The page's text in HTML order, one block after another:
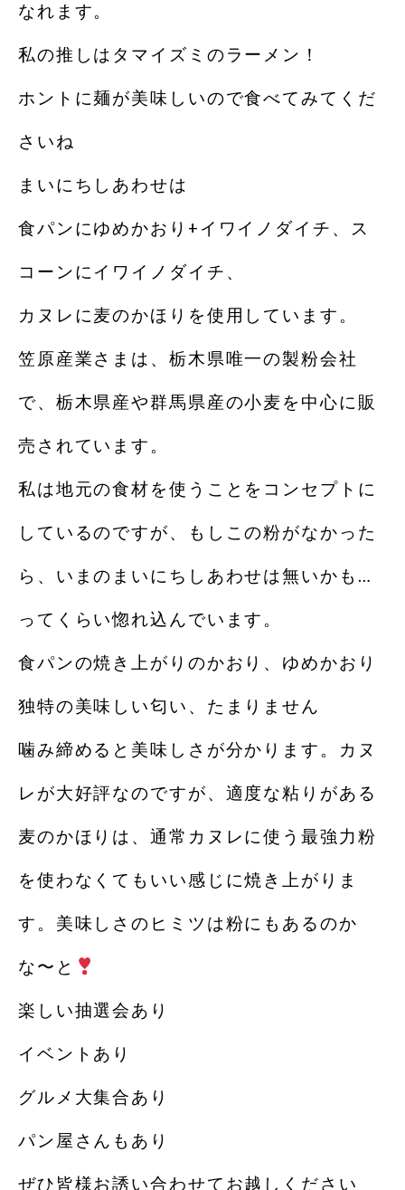
なれます。
私の推しはタマイズミのラーメン！
ホントに麺が美味しいので食べてみてくだ
さいね
まいにちしあわせは
食パンにゆめかおり+イワイノダイチ、ス
コーンにイワイノダイチ、
カヌレに麦のかほりを使用しています。
笠原産業さまは、栃木県唯一の製粉会社
で、栃木県産や群馬県産の小麦を中心に販
売されています。
私は地元の食材を使うことをコンセプトに
しているのですが、もしこの粉がなかった
ら、いまのまいにちしあわせは無いかも…
ってくらい惚れ込んでいます。
食パンの焼き上がりのかおり、ゆめかおり
独特の美味しい匂い、たまりません
噛み締めると美味しさが分かります。カヌ
レが大好評なのですが、適度な粘りがある
麦のかほりは、通常カヌレに使う最強力粉
を使わなくてもいい感じに焼き上がりま
す。美味しさのヒミツは粉にもあるのか
な〜と
楽しい抽選会あり
イベントあり
グルメ大集合あり
パン屋さんもあり
ぜひ皆様お誘い合わせてお越しください